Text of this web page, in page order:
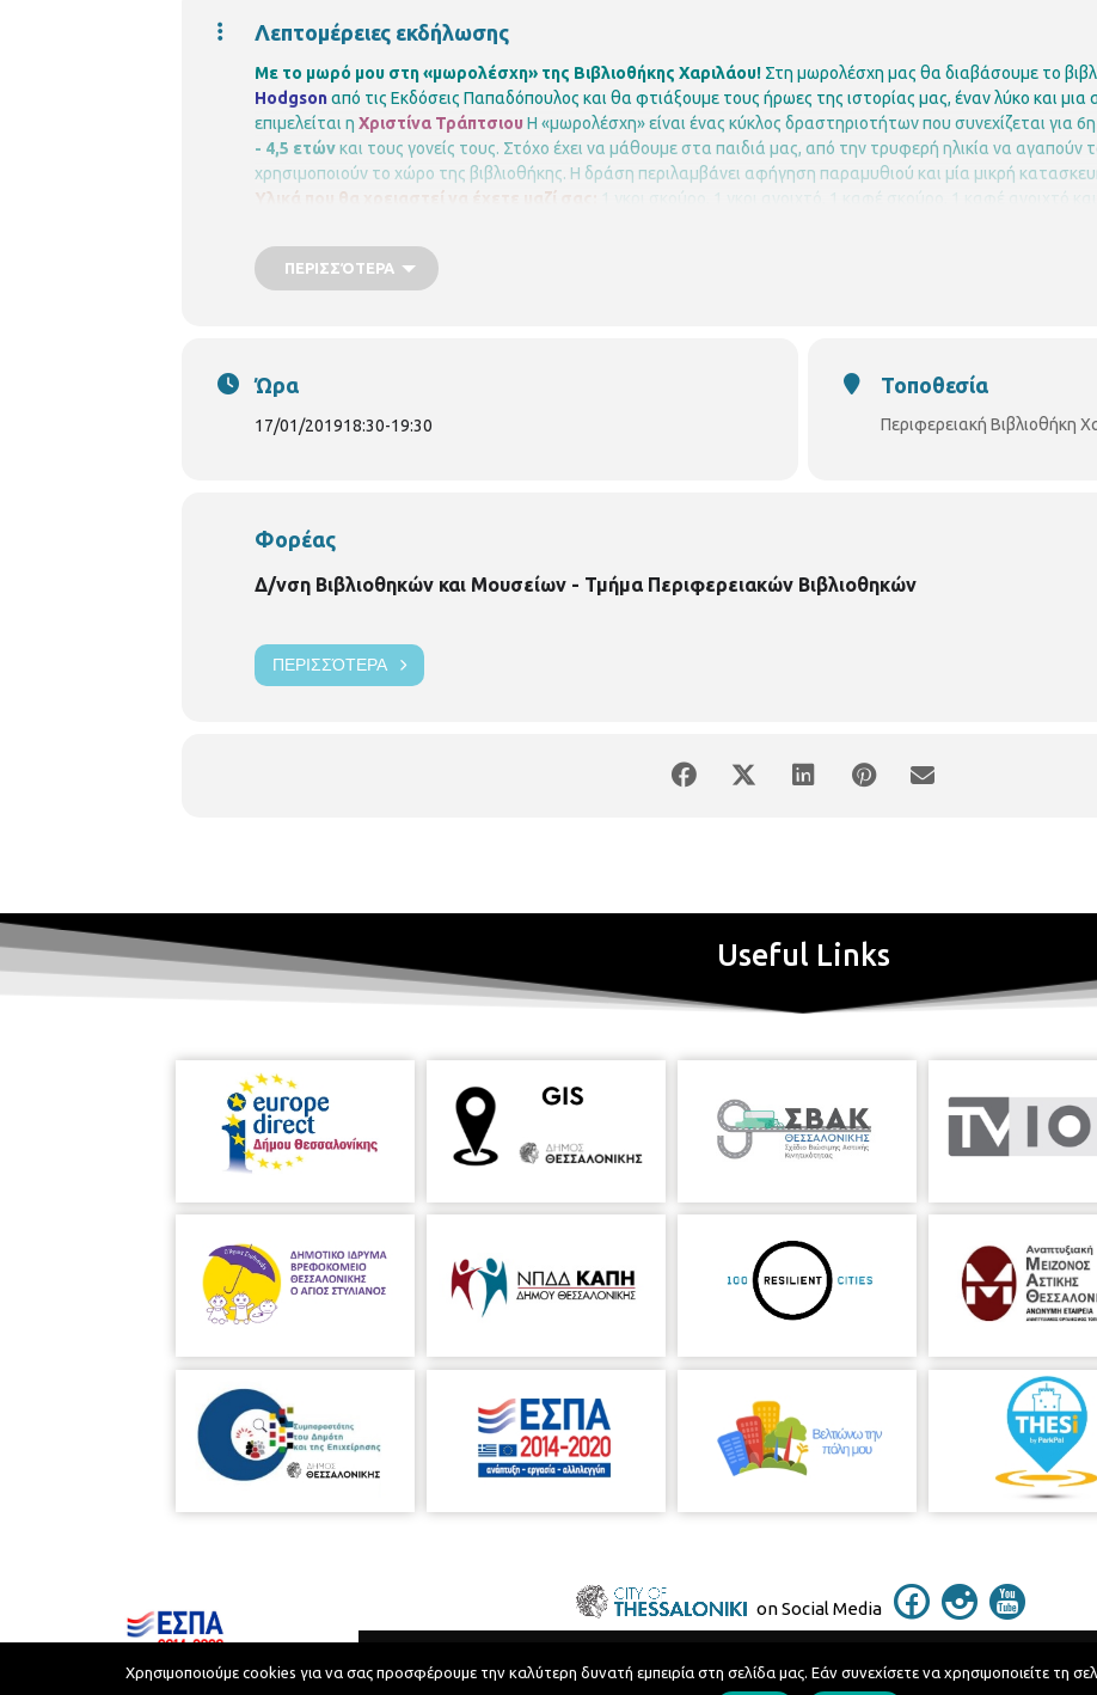
Λεπτομέρειες εκδήλωσης
Με το μωρό μου στη «μωρολέσχη» της Βιβλιοθήκης Χαριλάου! Στη μωρολέσχη μας θα διαβάσουμε το
Hodgsonαπό τις Εκδόσεις Παπαδόπουλος και θα φτιάξουμε τους ήρωες της ιστορίας μας, έναν λύκο και μια
επιμελείται η Χριστίνα Τράπτσιου Η «μωρολέσχη» είναι ένας κύκλος δραστηριοτήτων που συνεχίζεται για
- 4,5 ετώνκαι τους γονείς τους. Στόχο έχει να μάθουμε στα παιδιά μας, από την τρυφερή ηλικία να αγαπούν
χρησιμοποιούν το χώρο της βιβλιοθήκης. Η δράση περιλαμβάνει αφήγηση παραμυθιού και μία μικρή
Υλικά που θα χρειαστεί να έχετε μαζί σας:
1 γκρι σκούρο, 1 γκρι ανοιχτό, 1 καφέ σκούρο, 1 καφέ ανοιχτό
τηρηθεί απόλυτη σειρά προτεραιότητας, ενώ θα υπάρξει λίστα αναμονής σε περίπτωση υπεράριθμων
ΧαριλάουΝικάνορος 3, Τηλ. 2310 324666
ΠΕΡΙΣΣΌΤΕΡΑ
Ώρα
17/01/201918:30-19:30
Τοποθεσία
Περιφερειακή Βιβλιοθήκη
Φορέας
Δ/νση Βιβλιοθηκών και Μουσείων - Τμήμα Περιφερειακών Βιβλιοθηκών
ΠΕΡΙΣΣΌΤΕΡΑ
Useful Links
on Social Media
Municipality of Thessaloniki © 2026
Χρησιμοποιούμε cookies για να σας προσφέρουμε την καλύτερη δυνατή εμπειρία στη σελίδα μας. Εάν συνεχίσετε να χρησιμοποιείτε τη